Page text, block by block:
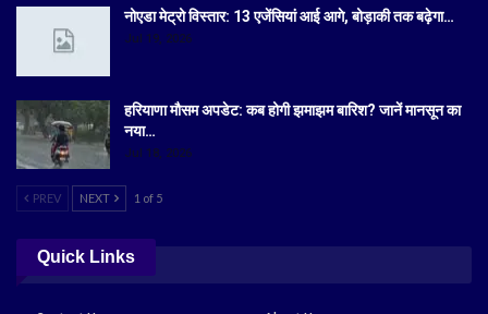
नोएडा मेट्रो विस्तार: 13 एजेंसियां आई आगे, बोड़ाकी तक बढ़ेगा…
Jul 19, 2026
हरियाणा मौसम अपडेट: कब होगी झमाझम बारिश? जानें मानसून का
नया…
Jul 18, 2026
PREV NEXT 1 of 5
Quick Links